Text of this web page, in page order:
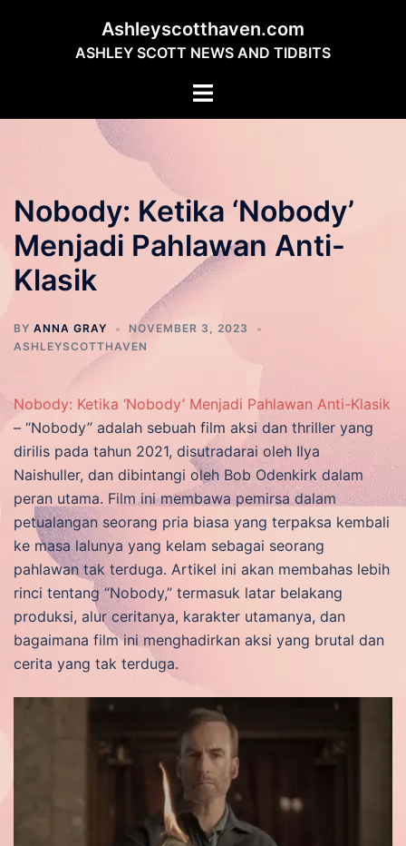
Ashleyscotthaven.com
ASHLEY SCOTT NEWS AND TIDBITS
Toggle
Nobody: Ketika ‘Nobody’
Menjadi Pahlawan Anti-
Klasik
BY ANNA GRAY
NOVEMBER 3, 2023
ASHLEYSCOTTHAVEN
Nobody: Ketika ‘Nobody’ Menjadi Pahlawan Anti-Klasik
– “Nobody” adalah sebuah film aksi dan thriller yang
dirilis pada tahun 2021, disutradarai oleh Ilya
Naishuller, dan dibintangi oleh Bob Odenkirk dalam
peran utama. Film ini membawa pemirsa dalam
petualangan seorang pria biasa yang terpaksa kembali
ke masa lalunya yang kelam sebagai seorang
pahlawan tak terduga. Artikel ini akan membahas lebih
rinci tentang “Nobody,” termasuk latar belakang
produksi, alur ceritanya, karakter utamanya, dan
bagaimana film ini menghadirkan aksi yang brutal dan
cerita yang tak terduga.